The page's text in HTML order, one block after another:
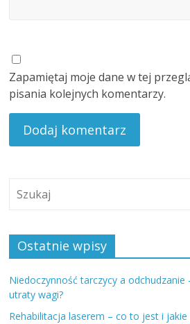
Zapamiętaj moje dane w tej
pisania kolejnych komentarzy.
Ostatnie wpisy
Niedoczynność tarczycy a odchudzanie
utraty wagi?
Rehabilitacja laserem – co to jest i